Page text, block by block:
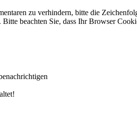
zu verhindern, bitte die
beachten Sie, dass Ihr Browser